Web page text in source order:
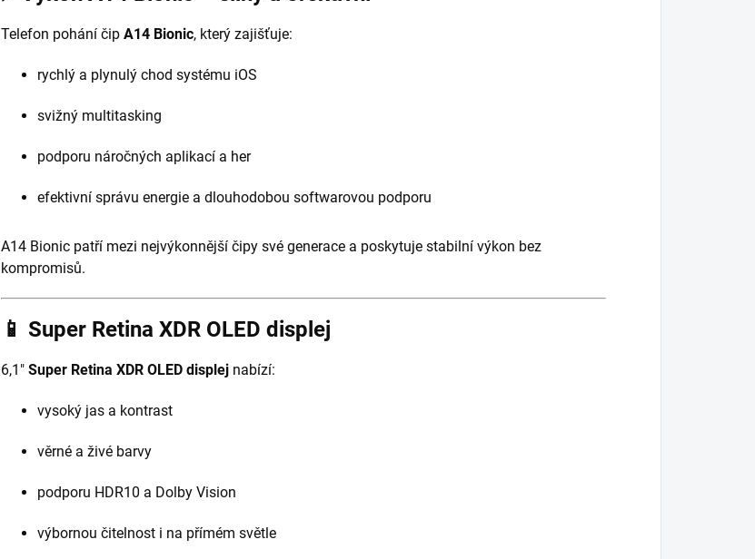
Telefon pohání čip A14 Bionic, který zajišťuje:
rychlý a plynulý chod systému iOS
svižný multitasking
podporu náročných aplikací a her
efektivní správu energie a dlouhodobou softwarovou podporu
A14 Bionic patří mezi nejvýkonnější čipy své generace a poskytuje stabilní výkon bez
kompromisů.
📱 Super Retina XDR OLED displej
6,1" Super Retina XDR OLED displej nabízí:
vysoký jas a kontrast
věrné a živé barvy
podporu HDR10 a Dolby Vision
výbornou čitelnost i na přímém světle